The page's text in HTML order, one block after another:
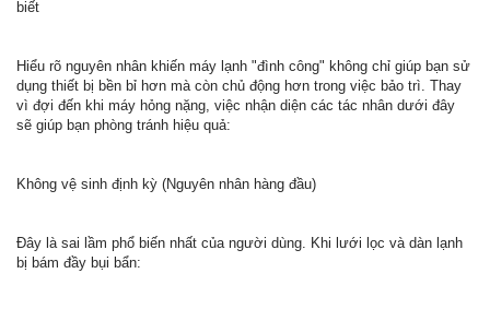
biết
Hiểu rõ nguyên nhân khiến máy lạnh "đình công" không chỉ giúp bạn sử
dụng thiết bị bền bỉ hơn mà còn chủ động hơn trong việc bảo trì. Thay
vì đợi đến khi máy hỏng nặng, việc nhận diện các tác nhân dưới đây
sẽ giúp bạn phòng tránh hiệu quả:
Không vệ sinh định kỳ (Nguyên nhân hàng đầu)
Đây là sai lầm phổ biến nhất của người dùng. Khi lưới lọc và dàn lạnh
bị bám đầy bụi bẩn: